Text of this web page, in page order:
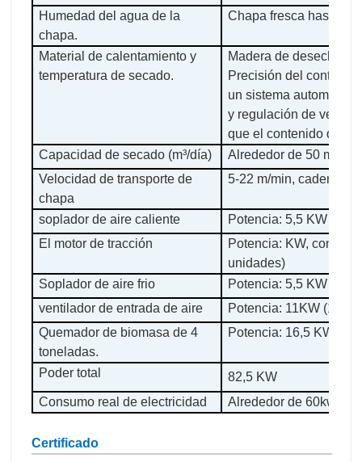
Humedad del agua de la
chapa.
Chapa fresca hasta
Material de calentamiento y
temperatura de secado.
Madera de desecho,
Precisión del control
un sistema automático
y regulación de
que el contenido de
Capacidad de secado (m³/día)
Alrededor de 50 m³
Velocidad de transporte de
chapa
5-22 m/min, cadena
soplador de aire caliente
Potencia: 5,5 KW (7
El motor de tracción
Potencia: KW, control
unidades)
Soplador de aire frio
Potencia: 5,5 KW (1
ventilador de entrada de aire
Potencia: 11KW (1
Quemador de biomasa de 4
toneladas.
Potencia: 16,5 KW
Poder total
82,5 KW
Consumo real de electricidad
Alrededor de 60kwh
Certificado